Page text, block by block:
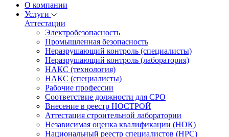
О компании
Услуги
Аттестации
Электробезопасность
Промышленная безопасность
Неразрушающий контроль (специалисты)
Неразрушающий контроль (лаборатория)
НАКС (технология)
НАКС (специалисты)
Рабочие профессии
Соответствие должности для СРО
Внесение в реестр НОСТРОЙ
Аттестация строительной лаборатории
Независимая оценка квалификации (НОК)
Национальный реестр специалистов (НРС)